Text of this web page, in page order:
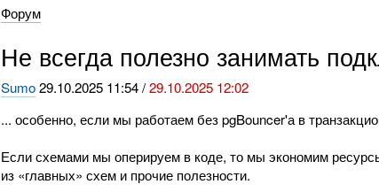
Форум
Не всегда полезно занимать
Sumo 29.10.2025 11:54 /29.10.2025 12:02
... особенно, если мы работаем без pgBouncer'а в
Если схемами мы оперируем в коде, то мы экономим
из «главных» схем и прочие полезности.